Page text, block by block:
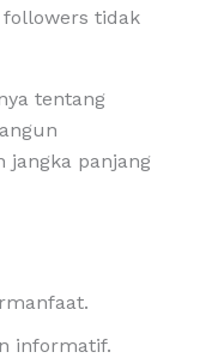
followers tidak
tentang
jangka panjang
informatif.